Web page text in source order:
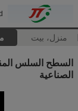
منزل، بيت
السطح السلس
الصناعية